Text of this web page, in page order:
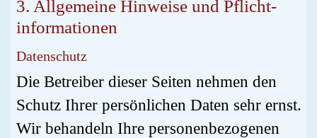
3. Allgemeine Hinweise und Pflicht­
informationen
Datenschutz
Die Betreiber dieser Seiten nehmen den
Schutz Ihrer persönlichen Daten sehr ernst.
Wir behandeln Ihre personenbezogenen